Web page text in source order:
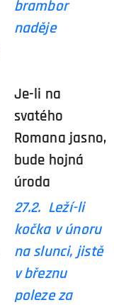
brambor
naděje
Je-li na
svatého
Romana jasno,
bude hojná
úroda
27.2. Leží-li
kočka v únoru
na slunci, jistě
v březnu
poleze za